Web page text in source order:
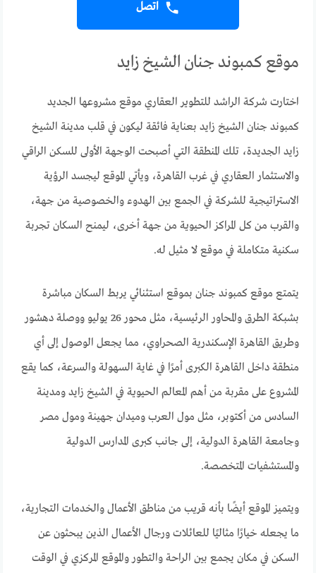
اتصل
موقع كمبوند جنان الشيخ زايد
اختارت شركة الراشد للتطوير العقاري موقع مشروعها الجديد
كمبوند جنان الشيخ زايد بعناية فائقة ليكون في قلب مدينة الشيخ
زايد الجديدة، تلك المنطقة التي أصبحت الوجهة الأولى للسكن الراقي
والاستثمار العقاري في غرب القاهرة، ويأتي الموقع ليجسد الرؤية
الاستراتيجية للشركة في الجمع بين الهدوء والخصوصية من جهة،
والقرب من كل المراكز الحيوية من جهة أخرى، ليمنح السكان تجربة
سكنية متكاملة في موقع لا مثيل له.
يتمتع موقع كمبوند جنان بموقع استثنائي يربط السكان مباشرة
بشبكة الطرق والمحاور الرئيسية، مثل محور 26 يوليو ووصلة دهشور
وطريق القاهرة الإسكندرية الصحراوي، مما يجعل الوصول إلى أي
منطقة داخل القاهرة الكبرى أمرًا في غاية السهولة والسرعة، كما يقع
المشروع على مقربة من أهم المعالم الحيوية في الشيخ زايد ومدينة
السادس من أكتوبر، مثل مول العرب وميدان جهينة ومول مصر
وجامعة القاهرة الدولية، إلى جانب كبرى المدارس الدولية
والمستشفيات المتخصصة.
ويتميز الموقع أيضًا بأنه قريب من مناطق الأعمال والخدمات التجارية،
ما يجعله خيارًا مثاليًا للعائلات ورجال الأعمال الذين يبحثون عن
السكن في مكان يجمع بين الراحة والتطور والموقع المركزي في الوقت